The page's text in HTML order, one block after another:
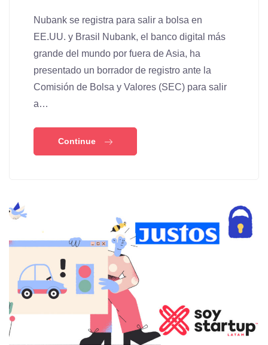
Nubank se registra para salir a bolsa en
EE.UU. y Brasil Nubank, el banco digital más
grande del mundo por fuera de Asia, ha
presentado un borrador de registro ante la
Comisión de Bolsa y Valores (SEC) para salir
a…
Continue